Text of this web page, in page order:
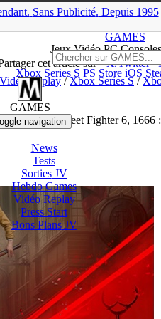
Sans Publicité. Depuis 1995
GAMES
JeuxVidéoPC
Xbox Series S PS Store iOS
GAMES
navigation
News
Tests
SortiesJV
Hebdo Games
Vidéo Replay
Press Start
Bons PlansJV
▲
cet article sur X/Twitter
Vidéo Replay/Xbox Series S/
VS, Street Fighter 6, 1666